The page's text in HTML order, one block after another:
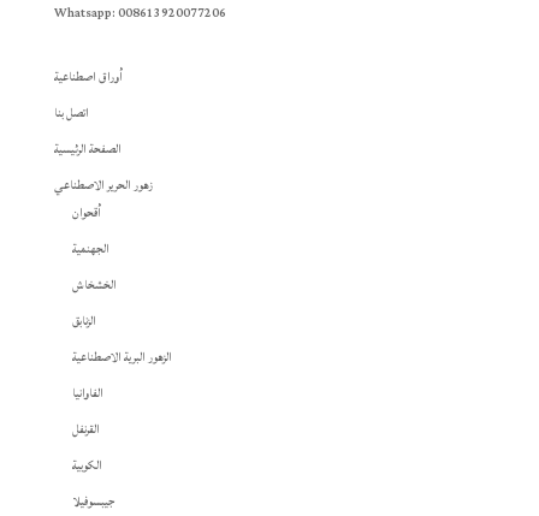
Whatsapp: 008613920077206
أوراق اصطناعية
اتصل بنا
الصفحة الرئيسية
زهور الحرير الاصطناعي
أقحوان
الجهنمية
الخشخاش
الزنابق
الزهور البرية الاصطناعية
الفاوانيا
القرنفل
الكوبية
جيبسوفيلا